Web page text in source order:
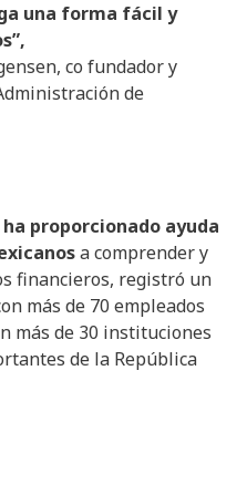
una forma fácil y
co fundador y
de
proporcionado ayuda
a comprender y
financieros, registró un
más de 70 empleados
más de 30 instituciones
de la República